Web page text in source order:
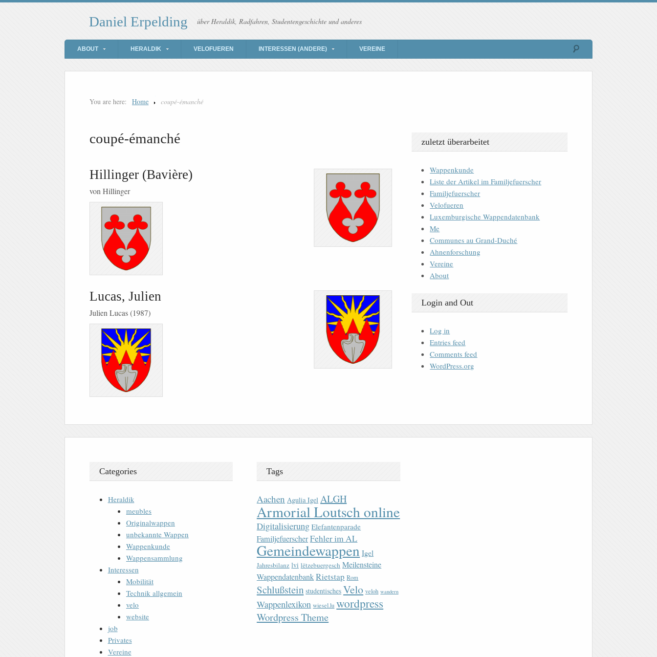
Daniel Erpelding über Heraldik, Radfahren, Studentengeschichte und anderes
ABOUT HERALDIK VELOFUEREN INTERESSEN (ANDERE) VEREINE
You are here: Home coupé-émanché
coupé-émanché
Hillinger (Bavière)
von Hillinger
Lucas, Julien
Julien Lucas (1987)
zuletzt überarbeitet
Wappenkunde
Liste der Artikel im Familjefuerscher
Familjefuerscher
Velofueren
Luxemburgische Wappendatenbank
Me
Communes au Grand-Duché
Ahnenforschung
Vereine
About
Login and Out
Log in
Entries feed
Comments feed
WordPress.org
Categories
Heraldik
meubles
Originalwappen
unbekannte Wappen
Wappenkunde
Wappensammlung
Interessen
Mobilität
Technik allgemein
velo
website
job
Privates
Vereine
Tags
Aachen Agulia Igel ALGH
Armorial Loutsch online
Digitalisierung Elefantenparade
FamiljefuerscherFehler im AL
Gemeindewappen Igel
Jahresbilanz lvi lëtzebuergesch Meilensteine
WappendatenbankRietstap Rom
Schlußstein studentisches Velo veloh wandern
Wappenlexikon wiesel.lu wordpress
Wordpress Theme